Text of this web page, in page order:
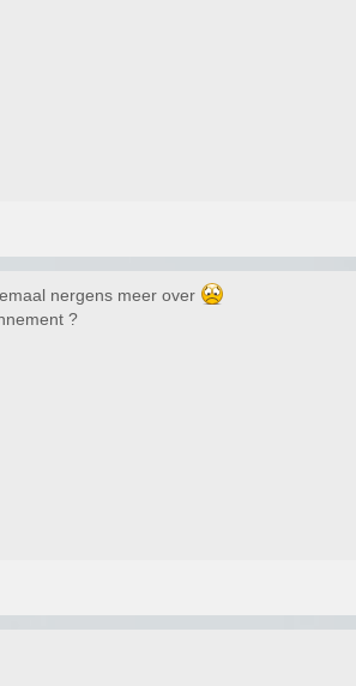
nergens meer over
?